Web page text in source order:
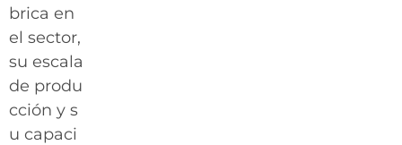
brica en
el sector,
su escala
de produ
cción y s
u capaci